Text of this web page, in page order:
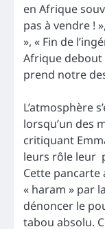
en Afrique
pas à vendre !
», « Fin de
Afrique debout
prend notre
L’atmosphère
lorsqu’un des
critiquant
leurs rôle leur
Cette
« haram » par
dénoncer le
tabou absolu.